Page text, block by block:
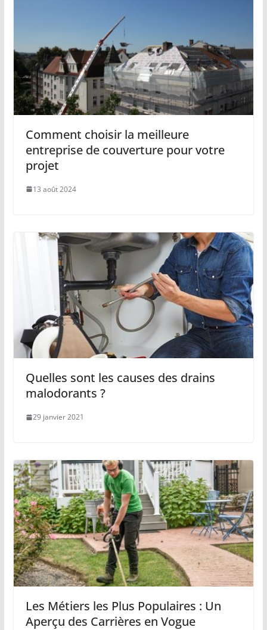
Comment choisir la meilleure
entreprise de couverture pour votre
projet
13 août 2024
Quelles sont les causes des drains
malodorants ?
29 janvier 2021
Les Métiers les Plus Populaires : Un
Aperçu des Carrières en Vogue